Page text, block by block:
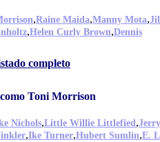
,Raine Maida,Manny Mota,
,Helen Curly Brown,Dennis
completo
Toni Morrison
Nichols,Little Willie Littlefied,Jerry
,Ike Turner,Hubert Sumlin,E.